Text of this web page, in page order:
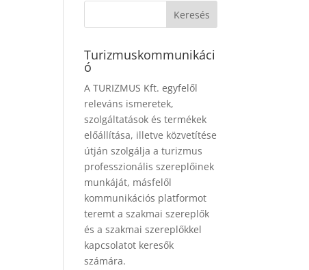
Turizmuskommunikáci
ó
A TURIZMUS Kft. egyfelől
releváns ismeretek,
szolgáltatások és termékek
előállítása, illetve közvetítése
útján szolgálja a turizmus
professzionális szereplőinek
munkáját, másfelől
kommunikációs platformot
teremt a szakmai szereplők
és a szakmai szereplőkkel
kapcsolatot keresők
számára.